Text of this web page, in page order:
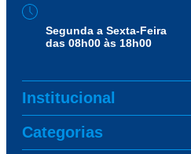
Segunda a Sexta-Feira
das 08h00 às 18h00
Institucional
Categorias